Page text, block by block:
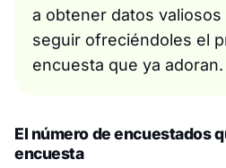
a obtener datos
seguir ofreciéndoles el
encuesta que ya adoran.
El número de encuestados
encuesta